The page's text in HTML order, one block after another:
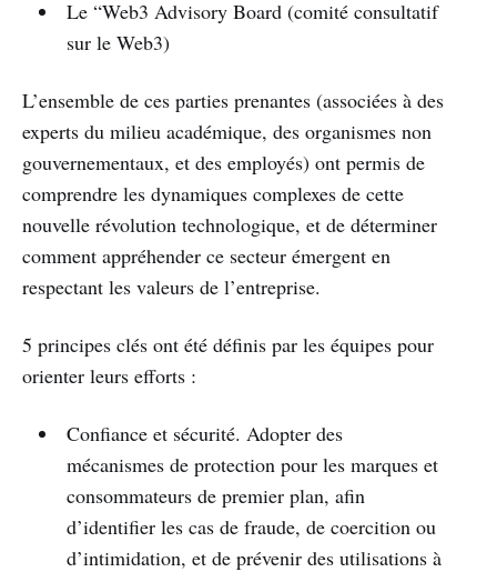
Le “Web3 Advisory Board (comité consultatif
sur le Web3)
L’ensemble de ces parties prenantes (associées à des
experts du milieu académique, des organismes non
gouvernementaux, et des employés) ont permis de
comprendre les dynamiques complexes de cette
nouvelle révolution technologique, et de déterminer
comment appréhender ce secteur émergent en
respectant les valeurs de l’entreprise.
5 principes clés ont été définis par les équipes pour
orienter leurs efforts :
Confiance et sécurité. Adopter des
mécanismes de protection pour les marques et
consommateurs de premier plan, afin
d’identifier les cas de fraude, de coercition ou
d’intimidation, et de prévenir des utilisations à